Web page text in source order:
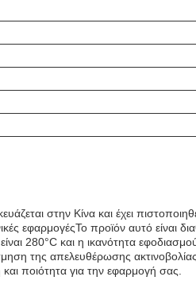
στην Κίνα και έχει
εφαρμογέςΤο προϊόν αυτό είναι
280°C και η ικανότητα
της απελευθέρωσης
ποιότητα για την εφαρμογή σας.